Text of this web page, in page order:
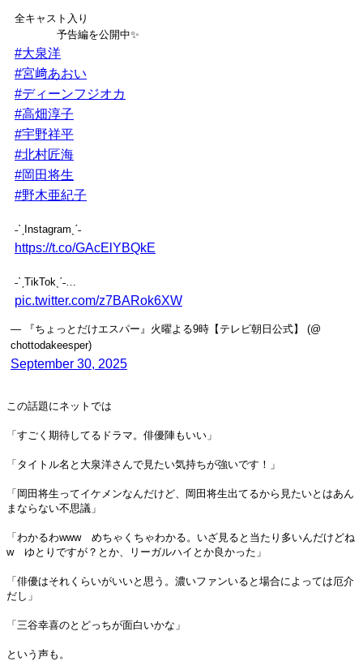
全キャスト入り
予告編を公開中✨
#大泉洋
#宮﨑あおい
#ディーンフジオカ
#高畑淳子
#宇野祥平
#北村匠海
#岡田将生
#野木亜紀子
˗ˋˏInstagramˎˊ˗
https://t.co/GAcElYBQkE
˗ˋˏTikTokˎˊ˗…
pic.twitter.com/z7BARok6XW
— 『ちょっとだけエスパー』火曜よる9時【テレビ朝日公式】 (@
chottodakeesper)
September 30, 2025
この話題にネットでは
「すごく期待してるドラマ。俳優陣もいい」
「タイトル名と大泉洋さんで見たい気持ちが強いです！」
「岡田将生ってイケメンなんだけど、岡田将生出てるから見たいとはあん
まならない不思議」
「わかるわwww めちゃくちゃわかる。いざ見ると当たり多いんだけどね
w ゆとりですが？とか、リーガルハイとか良かった」
「俳優はそれくらいがいいと思う。濃いファンいると場合によっては厄介
だし」
「三谷幸喜のとどっちが面白いかな」
という声も。